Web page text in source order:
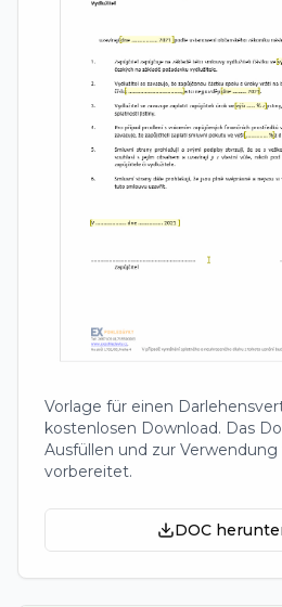
Vorlage für einen
kostenlosen Download. Das
Ausfüllen und zur
vorbereitet.
DOC